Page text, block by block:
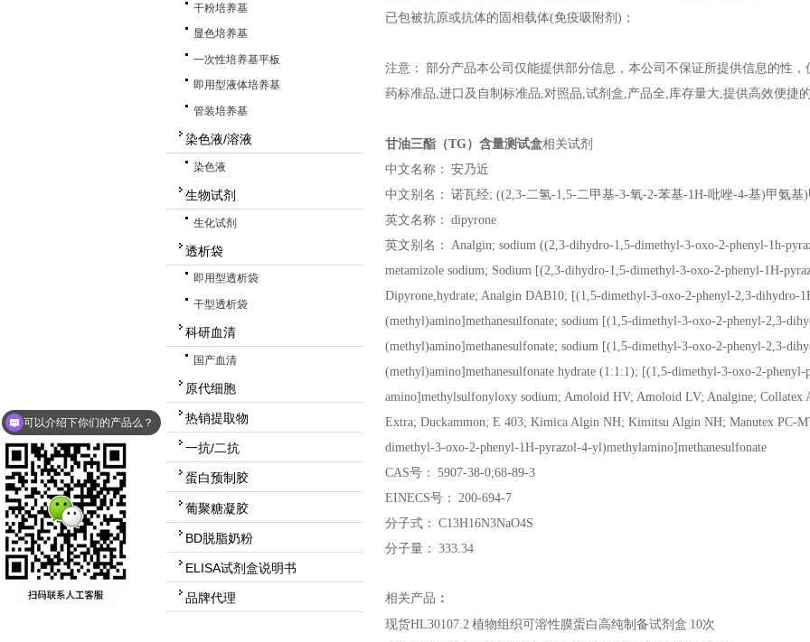
干粉培养基
显色培养基
一次性培养基平板
即用型液体培养基
管装培养基
染色液/溶液
染色液
生物试剂
生化试剂
透析袋
即用型透析袋
干型透析袋
科研血清
国产血清
原代细胞
热销提取物
一抗/二抗
蛋白预制胶
葡聚糖凝胶
BD脱脂奶粉
ELISA试剂盒说明书
品牌代理
已包被抗原或抗体的固相载体(免疫吸附剂)；
注意： 部分产品本公司 仅能提供部分信息， 本公司 不保证所提供信息的性，
药标准品,进口及自制标准品,对照品,试剂盒,产品全,库存量大,提供高效便捷
甘油三酯（TG）含量测试盒相关试剂
中文名称： 安乃近
中文别名： 诺瓦经; ((2,3-二氢-1,5-二甲基-3-氧-2-苯基-1H-吡唑-4-基)甲氨基
英文名称： dipyrone
英文别名： Analgin; sodium ((2,3-dihydro-1,5-dimethyl-3-oxo-2-phenyl-1h-
metamizole sodium; Sodium [(2,3-dihydro-1,5-dimethyl-3-oxo-2-phenyl-1H-
Dipyrone,hydrate; Analgin DAB10; [(1,5-dimethyl-3-oxo-2-phenyl-2,3-dihydro-
(methyl)amino]methanesulfonate; sodium [(1,5-dimethyl-3-oxo-2-phenyl-2,3-
(methyl)amino]methanesulfonate; sodium [(1,5-dimethyl-3-oxo-2-phenyl-2,3-
(methyl)amino]methanesulfonate hydrate (1:1:1); [(1,5-dimethyl-3-oxo-2-
amino]methylsulfonyloxy sodium; Amoloid HV; Amoloid LV; Analgine;
Extra; Duckammon; E 403; Kimica Algin NH; Kimitsu Algin NH; Manutex PC-
dimethyl-3-oxo-2-phenyl-1H-pyrazol-4-yl)methylamino]methanesulfonate
CAS号： 5907-38-0;68-89-3
EINECS号： 200-694-7
分子式： C13H16N3NaO4S
分子量： 333.34
相关产品 ：
现货HL30107.2 植物组织可溶性膜蛋白高纯制备试剂盒 10次
你们是怎么收费的呢？